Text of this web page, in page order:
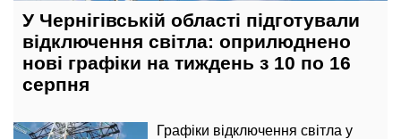
У Чернігівській області підготували
відключення світла: оприлюднено
нові графіки на тиждень з 10 по 16
серпня
Графіки відключення світла у